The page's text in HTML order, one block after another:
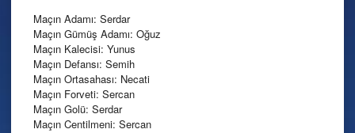
Maçın Adamı: Serdar
Maçın Gümüş Adamı: Oğuz
Maçın Kalecisi: Yunus
Maçın Defansı: Semih
Maçın Ortasahası: Necati
Maçın Forveti: Sercan
Maçın Golü: Serdar
Maçın Centilmeni: Sercan